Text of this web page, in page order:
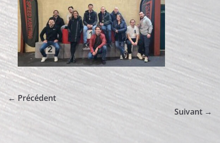
← Précédent
Suivant →